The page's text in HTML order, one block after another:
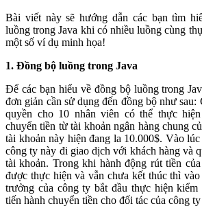
Bài viết này sẽ hướng dẫn các bạn tìm
luồng trong Java khi có nhiều luồng cùng
một số ví dụ minh họa!
1. Đồng bộ luồng trong Java
Để các bạn hiểu về đồng bộ luồng trong
đơn giản cần sử dụng đến đồng bộ như
quyền cho 10 nhân viên có thể thực
chuyển tiền từ tài khoản ngân hàng chung
tài khoản này hiện đang la 10.000$. Vào
công ty này đi giao dịch với khách hàng và
tài khoản. Trong khi hành động rút tiền
được thực hiện và vẫn chưa kết thúc thì
trưởng của công ty bắt đầu thực hiện
tiến hành chuyển tiền cho đối tác của công